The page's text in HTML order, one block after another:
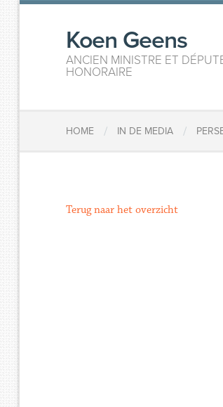
Koen Geens
ANCIEN MINISTRE ET
HONORAIRE
HOME / IN DE MEDIA /
Terug naar het overzicht